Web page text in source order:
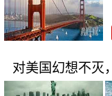
对美国幻想不灭